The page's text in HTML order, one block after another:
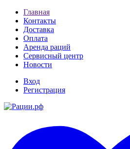
Главная
Контакты
Доставка
Оплата
Аренда раций
Сервисный центр
Новости
Вход
Регистрация